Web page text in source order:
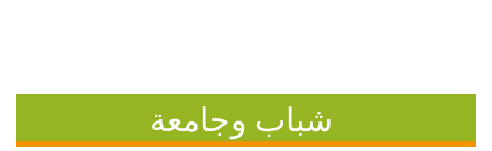
شباب وجامعة